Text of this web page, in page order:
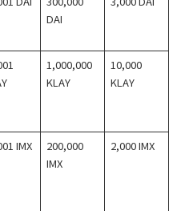
DAI
1,000,000
KLAY
10,000
KLAY
IMX
200,000
IMX
2,000 IMX